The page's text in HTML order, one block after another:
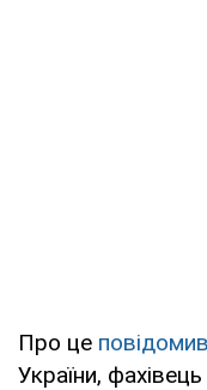
Про це повідомив
України, фахівець